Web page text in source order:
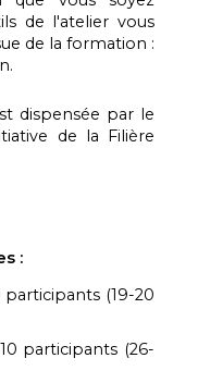
de l'atelier vous
de la formation :
dispensée par le
de la Filière
:
participants (19-20
participants (26-